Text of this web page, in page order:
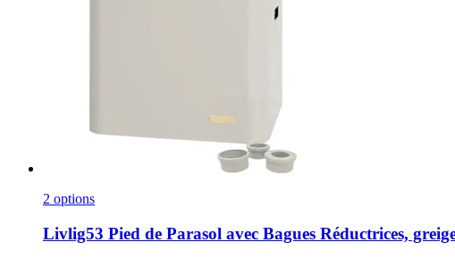
2 options
Livlig53 Pied de Parasol avec Bagues Réductrices,